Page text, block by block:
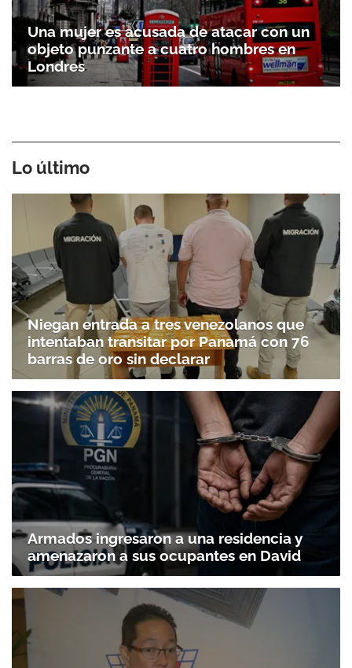
Una mujer es acusada de atacar con un
objeto punzante a cuatro hombres en
Londres
Lo último
Niegan entrada a tres venezolanos que
intentaban transitar por Panamá con 76
barras de oro sin declarar
Armados ingresaron a una residencia y
amenazaron a sus ocupantes en David